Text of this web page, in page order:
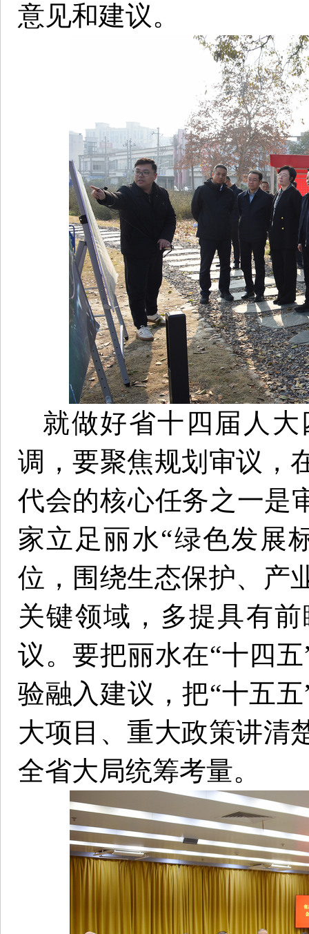
意见和建议。
就做好省十四届人
调，要聚焦规划审议，
代会的核心任务之一是
家立足丽水“绿色发展
位，围绕生态保护、产
关键领域，多提具有
议。要把丽水在“十四
验融入建议，把“十五
大项目、重大政策讲清
全省大局统筹考量。